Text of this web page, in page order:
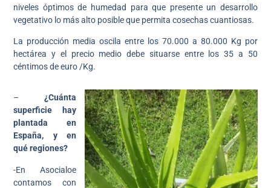
niveles óptimos de humedad para que presente un desarrollo
vegetativo lo más alto posible que permita cosechas cuantiosas.
La producción media oscila entre los 70.000 a 80.000 Kg por
hectárea y el precio medio debe situarse entre los 35 a 50
céntimos de euro /Kg.
– ¿Cuánta
superficie hay
plantada en
España, y en
qué regiones?
-En Asocialoe
contamos con